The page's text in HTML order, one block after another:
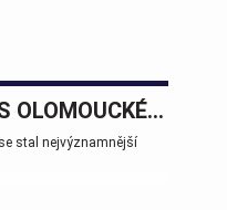
IX. REPREZENTAČNÍ PLES OLOMOUCKÉHO KRAJE
stal nejvýznamnější